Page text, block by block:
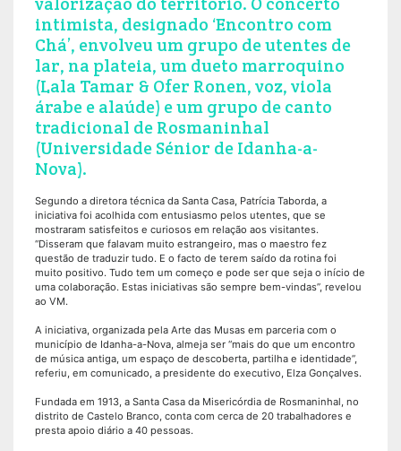
intimista, designado ‘Encontro com
Chá’, envolveu um grupo de utentes de
lar, na plateia, um dueto marroquino
(Lala Tamar & Ofer Ronen, voz, viola
árabe e alaúde) e um grupo de canto
tradicional de Rosmaninhal
(Universidade Sénior de Idanha-a-
Nova).
Segundo a diretora técnica da Santa Casa, Patrícia Taborda, a
iniciativa foi acolhida com entusiasmo pelos utentes, que se
mostraram satisfeitos e curiosos em relação aos visitantes.
“Disseram que falavam muito estrangeiro, mas o maestro fez
questão de traduzir tudo. E o facto de terem saído da rotina foi
muito positivo. Tudo tem um começo e pode ser que seja o início de
uma colaboração. Estas iniciativas são sempre bem-vindas”, revelou
ao VM.
A iniciativa, organizada pela Arte das Musas em parceria com o
município de Idanha-a-Nova, almeja ser “mais do que um encontro
de música antiga, um espaço de descoberta, partilha e identidade”,
referiu, em comunicado, a presidente do executivo, Elza Gonçalves.
Fundada em 1913, a Santa Casa da Misericórdia de Rosmaninhal, no
distrito de Castelo Branco, conta com cerca de 20 trabalhadores e
presta apoio diário a 40 pessoas.